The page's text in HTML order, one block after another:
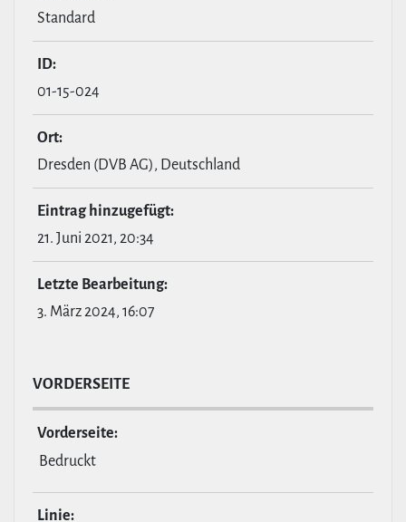
Standard
ID:
01-15-024
Ort:
Dresden (DVB AG), Deutschland
Eintrag hin­zu­ge­fügt:
21. Juni 2021, 20:34
Letzte Bear­bei­tung:
3. März 2024, 16:07
VOR­DER­SEITE
Vor­der­seite:
Bedruckt
Linie: